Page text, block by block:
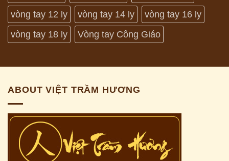
vòng tay 12 ly
vòng tay 14 ly
vòng tay 16 ly
vòng tay 18 ly
Vòng tay Công Giáo
ABOUT VIỆT TRẦM HƯƠNG